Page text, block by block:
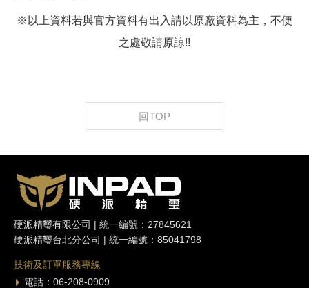
※以上資料若與官方資料有出入請以原廠資料為主，不便
之處敬請原諒!!
回TOP
硬派精璽有限公司 | 統一編號：27845621
硬派精璽台北分公司 | 統一編號：85041798
技術及訂單服務專線
電話：06-208-0909